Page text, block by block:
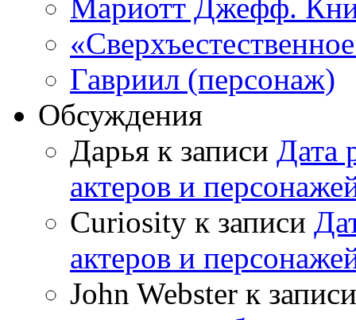
Мариотт Джефф.
Гавриил (персонаж)
Обсуждения
Дарья к записи Дата
актеров и
Curiosity к записи
актеров и
John Webster к